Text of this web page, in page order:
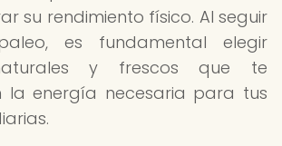
su rendimiento físico. Al seguir
es fundamental elegir
y frescos que te
la energía necesaria para tus